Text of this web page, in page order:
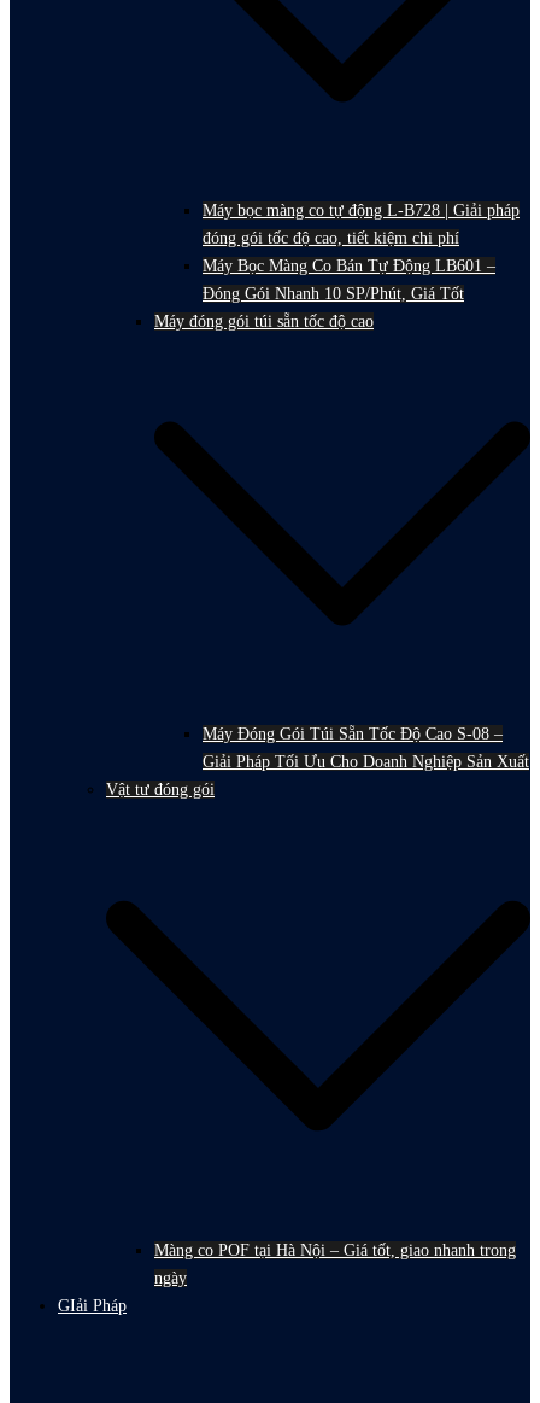
Máy bọc màng co tự động L-B728 | Giải pháp
đóng gói tốc độ cao, tiết kiệm chi phí
Máy Bọc Màng Co Bán Tự Động LB601 –
Đóng Gói Nhanh 10 SP/Phút, Giá Tốt
Máy đóng gói túi sẵn tốc độ cao
Máy Đóng Gói Túi Sẵn Tốc Độ Cao S-08 –
Giải Pháp Tối Ưu Cho Doanh Nghiệp Sản Xuất
Vật tư đóng gói
Màng co POF tại Hà Nội – Giá tốt, giao nhanh trong
ngày
GIải Pháp